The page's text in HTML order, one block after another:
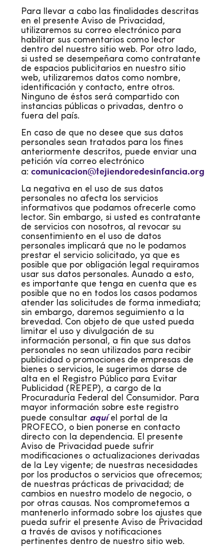
Para llevar a cabo las finalidades descritas
en el presente Aviso de Privacidad,
utilizaremos su correo electrónico para
habilitar sus comentarios como lector
dentro del nuestro sitio web. Por otro lado,
si usted se desempeñara como contratante
de espacios publicitarios en nuestro sitio
web, utilizaremos datos como nombre,
identificación y contacto, entre otros.
Ninguno de éstos será compartido con
instancias públicas o privadas, dentro o
fuera del país.
En caso de que no desee que sus datos
personales sean tratados para los fines
anteriormente descritos, puede enviar una
petición vía correo electrónico
a:comunicacion@tejiendoredesinfancia.org
La negativa en el uso de sus datos
personales no afecta los servicios
informativos que podamos ofrecerle como
lector. Sin embargo, si usted es contratante
de servicios con nosotros, al revocar su
consentimiento en el uso de datos
personales implicará que no le podamos
prestar el servicio solicitado, ya que es
posible que por obligación legal requiramos
usar sus datos personales. Aunado a esto,
es importante que tenga en cuenta que es
posible que no en todos los casos podamos
atender las solicitudes de forma inmediata;
sin embargo, daremos seguimiento a la
brevedad. Con objeto de que usted pueda
limitar el uso y divulgación de su
información personal, a fin que sus datos
personales no sean utilizados para recibir
publicidad o promociones de empresas de
bienes o servicios, le sugerimos darse de
alta en el Registro Público para Evitar
Publicidad (REPEP), a cargo de la
Procuraduría Federal del Consumidor. Para
mayor información sobre este registro
puede consultar aquíel portal de la
PROFECO, o bien ponerse en contacto
directo con la dependencia. El presente
Aviso de Privacidad puede sufrir
modificaciones o actualizaciones derivadas
de la Ley vigente; de nuestras necesidades
por los productos o servicios que ofrecemos;
de nuestras prácticas de privacidad; de
cambios en nuestro modelo de negocio, o
por otras causas. Nos comprometemos a
mantenerlo informado sobre los ajustes que
pueda sufrir el presente Aviso de Privacidad
a través de avisos y notificaciones
pertinentes dentro de nuestro sitio web.